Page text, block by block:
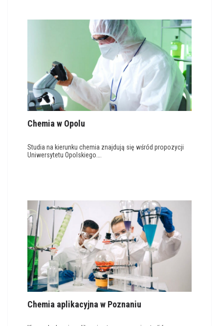
Chemia w Opolu
Studia na kierunku chemia znajdują się wśród propozycji
Uniwersytetu Opolskiego….
Chemia aplikacyjna w Poznaniu